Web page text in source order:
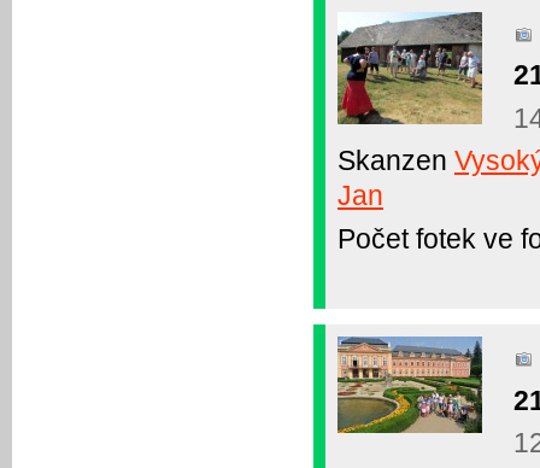
Skanzen
Jan
Počet fotek ve